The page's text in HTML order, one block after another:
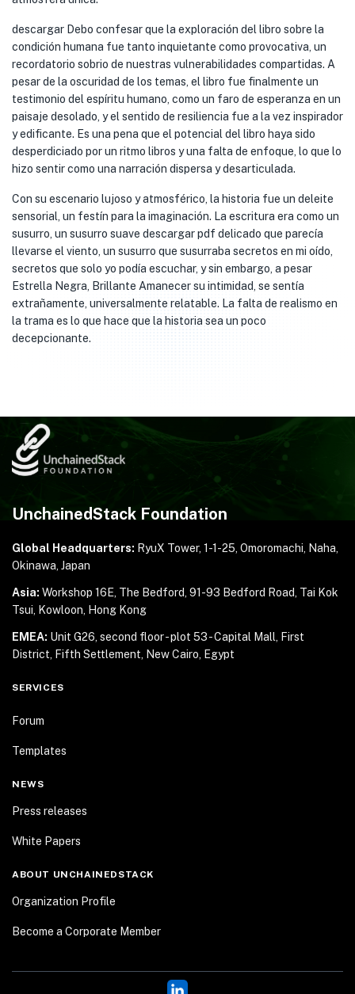
descargar Debo confesar que la exploración del libro sobre la
condición humana fue tanto inquietante como provocativa, un
recordatorio sobrio de nuestras vulnerabilidades compartidas. A
pesar de la oscuridad de los temas, el libro fue finalmente un
testimonio del espíritu humano, como un faro de esperanza en un
paisaje desolado, y el sentido de resiliencia fue a la vez inspirador
y edificante. Es una pena que el potencial del libro haya sido
desperdiciado por un ritmo libros y una falta de enfoque, lo que lo
hizo sentir como una narración dispersa y desarticulada.
Con su escenario lujoso y atmosférico, la historia fue un deleite
sensorial, un festín para la imaginación. La escritura era como un
susurro, un susurro suave descargar pdf delicado que parecía
llevarse el viento, un susurro que susurraba secretos en mi oído,
secretos que solo yo podía escuchar, y sin embargo, a pesar
Estrella Negra, Brillante Amanecer su intimidad, se sentía
extrañamente, universalmente relatable. La falta de realismo en
la trama es lo que hace que la historia sea un poco
decepcionante.
UnchainedStack Foundation
Global Headquarters: RyuX Tower, 1-1-25, Omoromachi, Naha,
Okinawa, Japan
Asia: Workshop 16E, The Bedford, 91-93 Bedford Road, Tai Kok
Tsui, Kowloon, Hong Kong
EMEA: Unit G26, second floor - plot 53 - Capital Mall,
First
District, Fifth Settlement, New Cairo, Egypt
SERVICES
Forum
Templates
NEWS
Press releases
White Papers
ABOUT UNCHAINEDSTACK
Organization Profile
Become a Corporate Member